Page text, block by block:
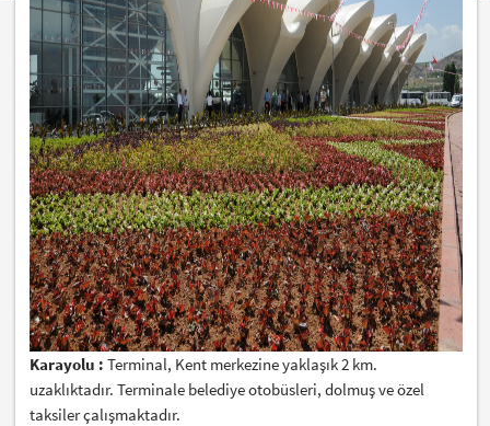
Karayolu : Terminal, Kent merkezine yaklaşık 2 km.
uzaklıktadır. Terminale belediye otobüsleri, dolmuş ve özel
taksiler çalışmaktadır.